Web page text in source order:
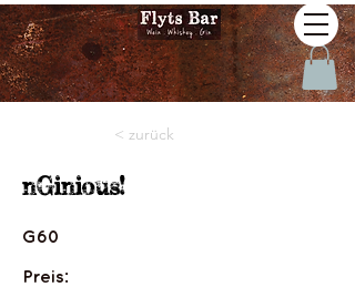
< zurück
nGinious!
G60
Preis: